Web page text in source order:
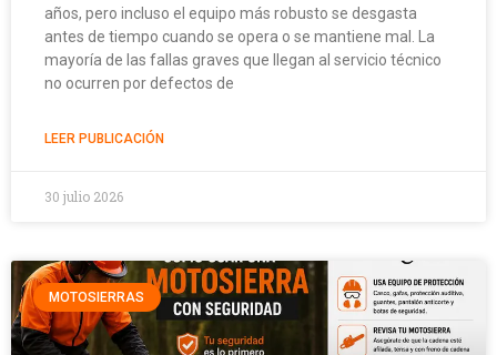
años, pero incluso el equipo más robusto se desgasta
antes de tiempo cuando se opera o se mantiene mal. La
mayoría de las fallas graves que llegan al servicio técnico
no ocurren por defectos de
LEER PUBLICACIÓN
30 julio 2026
MOTOSIERRAS